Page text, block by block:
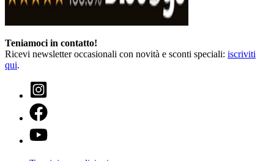
Teniamoci in contatto!
Ricevi newsletter occasionali con novità e sconti speciali: iscriviti
qui.